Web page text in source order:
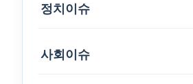
정치이슈
사회이슈